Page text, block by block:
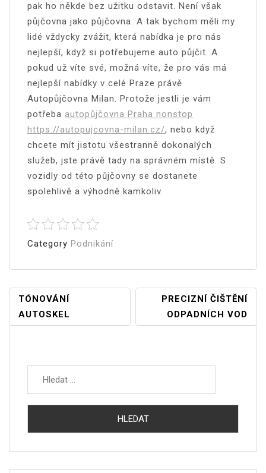
pak ho někde bez užitku odstavit. Není však
půjčovna jako půjčovna. A tak bychom měli my
lidé vždycky zvážit, která nabídka je pro nás
nejlepší, když si potřebujeme auto půjčit. A
pokud už víte své, možná víte, že pro vás má
nejlepší nabídky v celé Praze právě
Autopůjčovna Milan. Protože jestli je vám
potřeba autopůjčovna Praha nonstop
https://autopujcovna-milan.cz/, nebo když
chcete mít jistotu všestranně dokonalých
služeb, jste právě tady na správném místě. S
vozidly od této půjčovny se dostanete
spolehlivě a výhodně kamkoliv.
Category Podnikání
Navigace
Pro
TÓNOVÁNÍ
AUTOSKEL
PRECIZNÍ ČIŠTĚNÍ
ODPADNÍCH VOD